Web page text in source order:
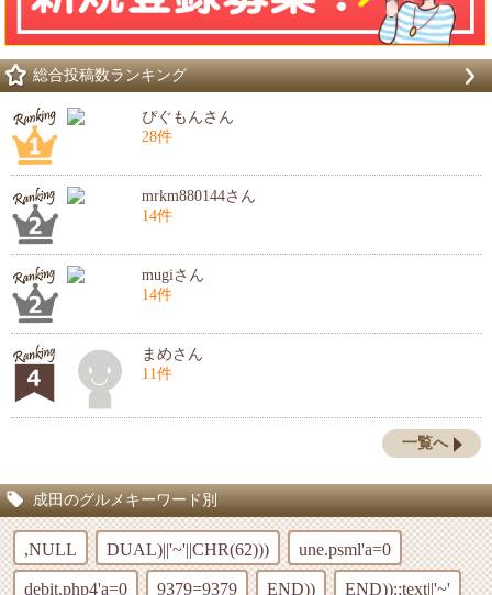
総合投稿数ランキング
ぴぐもんさん
28件
mrkm880144さん
14件
mugiさん
14件
まめさん
11件
一覧へ
成田のグルメキーワード別
,NULL DUAL)||'~'||CHR(62))) une.psml'a=0
debit.php4'a=0 9379=9379 END)) END))::text||'~'